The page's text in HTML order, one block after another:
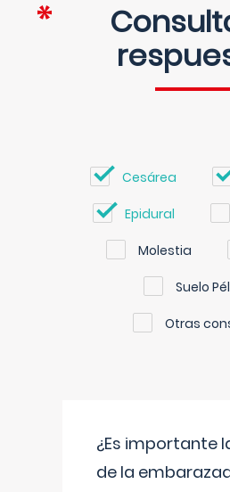
Cesárea
Epidural
Molestia
Suelo
Otras
¿Es importante
de la